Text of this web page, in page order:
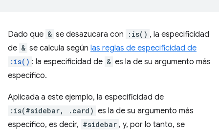
Dado que & se desazucara con :is() , la especificidad
de & se calcula según las reglas de especificidad de
:is() : la especificidad de & es la de su argumento más
específico.
Aplicada a este ejemplo, la especificidad de
:is(#sidebar, .card) es la de su argumento más
específico, es decir, #sidebar , y, por lo tanto, se